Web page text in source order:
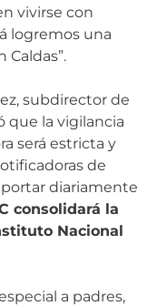
vivirse con
logremos una
subdirector de
que la vigilancia
será estricta y
de
diariamente
consolidará la
Nacional
a padres,